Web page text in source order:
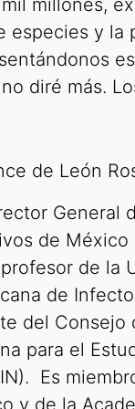
millones,
especies y la
diré más.
de León
General
de
de la
de
del
para el
Es
y de la